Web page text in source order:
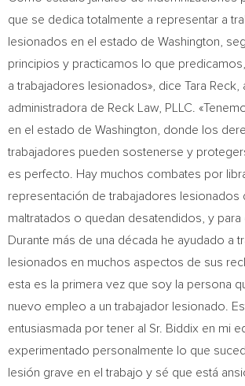
que se dedica totalmente a representar a
lesionados en el estado de Washington ,
principios y practicamos lo que
a trabajadores lesionados», dice Tara Reck
administradora de Reck Law, PLLC.
en el estado de Washington , donde los
trabajadores pueden sostenerse y
es perfecto. Hay muchos combates por
representación de trabajadores lesionados
maltratados o quedan desatendidos, y para
Durante más de una década he ayudado a
lesionados en muchos aspectos de sus
esta es la primera vez que soy la persona
nuevo empleo a un trabajador lesionado.
entusiasmada por tener al Sr. Biddix en mi
experimentado personalmente lo que
lesión grave en el trabajo y sé que está